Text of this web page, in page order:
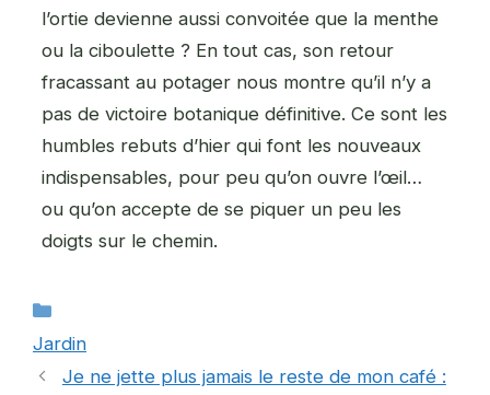
l’ortie devienne aussi convoitée que la menthe
ou la ciboulette ? En tout cas, son retour
fracassant au potager nous montre qu’il n’y a
pas de victoire botanique définitive. Ce sont les
humbles rebuts d’hier qui font les nouveaux
indispensables, pour peu qu’on ouvre l’œil…
ou qu’on accepte de se piquer un peu les
doigts sur le chemin.
Jardin
Je ne jette plus jamais le reste de mon café :